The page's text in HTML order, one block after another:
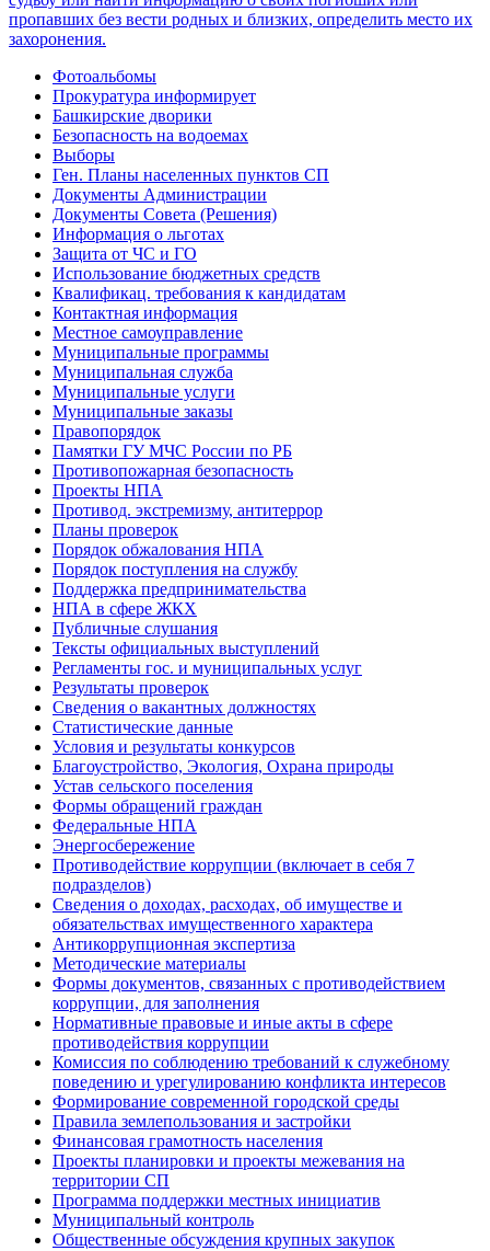
Фотоальбомы
Прокуратура информирует
Башкирские дворики
Безопасность на водоемах
Выборы
Ген. Планы населенных пунктов СП
Документы Администрации
Документы Совета (Решения)
Информация о льготах
Защита от ЧС и ГО
Использование бюджетных средств
Квалификац. требования к кандидатам
Контактная информация
Местное самоуправление
Муниципальные программы
Муниципальная служба
Муниципальные услуги
Муниципальные заказы
Правопорядок
Памятки ГУ МЧС России по РБ
Противопожарная безопасность
Проекты НПА
Противод. экстремизму, антитеррор
Планы проверок
Порядок обжалования НПА
Порядок поступления на службу
Поддержка предпринимательства
НПА в сфере ЖКХ
Публичные слушания
Тексты официальных выступлений
Регламенты гос. и муниципальных услуг
Результаты проверок
Сведения о вакантных должностях
Статистические данные
Условия и результаты конкурсов
Благоустройство, Экология, Охрана природы
Устав сельского поселения
Формы обращений граждан
Федеральные НПА
Энергосбережение
Противодействие коррупции (включает в себя 7
подразделов)
Сведения о доходах, расходах, об имуществе и
обязательствах имущественного характера
Антикоррупционная экспертиза
Методические материалы
Формы документов, связанных с противодействием
коррупции, для заполнения
Нормативные правовые и иные акты в сфере
противодействия коррупции
Комиссия по соблюдению требований к служебному
поведению и урегулированию конфликта интересов
Формирование современной городской среды
Правила землепользования и застройки
Финансовая грамотность населения
Проекты планировки и проекты межевания на
территории СП
Программа поддержки местных инициатив
Муниципальный контроль
Общественные обсуждения крупных закупок